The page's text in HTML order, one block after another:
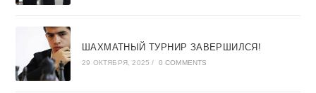
ШАХМАТНЫЙ ТУРНИР ЗАВЕРШИЛСЯ!
29 ОКТЯБРЯ, 2025 / 0 COMMENTS